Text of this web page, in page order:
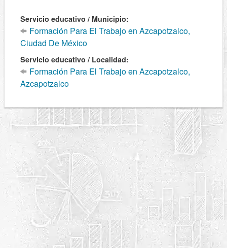
Servicio educativo / Municipio:
Formación Para El Trabajo en Azcapotzalco,
Ciudad De México
Servicio educativo / Localidad:
Formación Para El Trabajo en Azcapotzalco,
Azcapotzalco